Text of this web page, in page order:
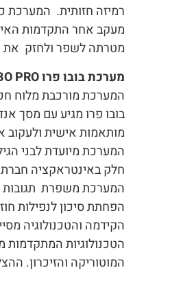
רמיזה חזותית. המערכת
מעקב אחר התקדמות
מטרתה לשפר ולחזק את
מערכת בובו פרו BOBO PRO
המערכת מורכבת מלוח
בובו פרו מגיע עם מסך
מותאמות אישית ולעקוב
המערכת מיועדת לבני
חלק באינטראקציה
המערכת משפרת תגובות
הפחתת סיכון לנפילות
הקידמה והטכנולוגיה
הטכנולוגיות
המוטוריקה והזיכרון.